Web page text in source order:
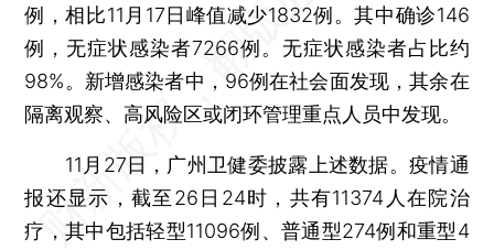
例，相比11月17日峰值减少1832例。其中确诊146
例，无症状感染者7266例。无症状感染者占比约
98%。新增感染者中，96例在社会面发现，其余在
隔离观察、高风险区或闭环管理重点人员中发现。
11月27日，广州卫健委披露上述数据。疫情通
报还显示，截至26日24时，共有11374人在院治
疗，其中包括轻型11096例、普通型274例和重型4